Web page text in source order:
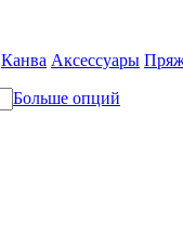
Канва Аксессуары
Больше опций